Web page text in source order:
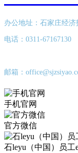
办公地址：石家庄经
电话：0311-67167130
邮箱：
手机官网
官方微信
石leyu（中国）员工